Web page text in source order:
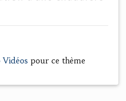
Vidéos pour ce thème